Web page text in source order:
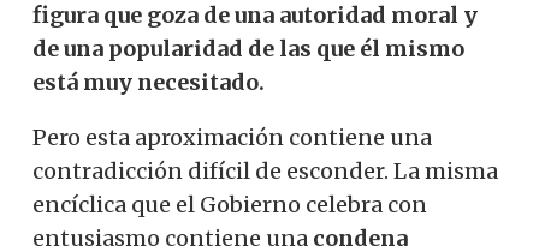
figura que goza de una autoridad moral y
de una popularidad de las que él mismo
está muy necesitado.
Pero esta aproximación contiene una
contradicción difícil de esconder. La misma
encíclica que el Gobierno celebra con
entusiasmo contiene una condena